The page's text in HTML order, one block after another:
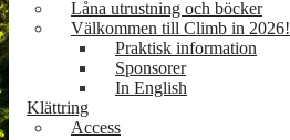
Låna utrustning och böcker
Välkommen till Climb in 2026!
Praktisk information
Sponsorer
In English
Klättring
Access